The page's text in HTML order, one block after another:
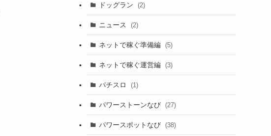
ドッグラン (2)
ニュース (2)
ネットで稼ぐ準備編 (5)
ネットで稼ぐ運営編 (3)
パチスロ (1)
パワーストーンなび (27)
パワースポットなび (38)